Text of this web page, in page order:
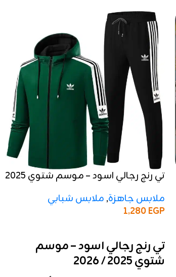
تي رنج رجالي اسود – موسم شتوي 2025
ملابس جاهزة, ملابس شبابي
1,280EGP
تي رنج رجالي اسود – موسم
شتوي 2025 / 2026